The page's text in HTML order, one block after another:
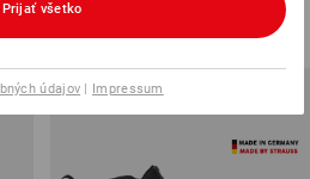
od
Prijať všetko
údajov | Impressum